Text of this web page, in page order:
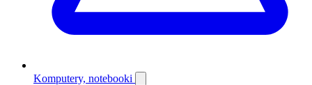
Komputery, notebooki